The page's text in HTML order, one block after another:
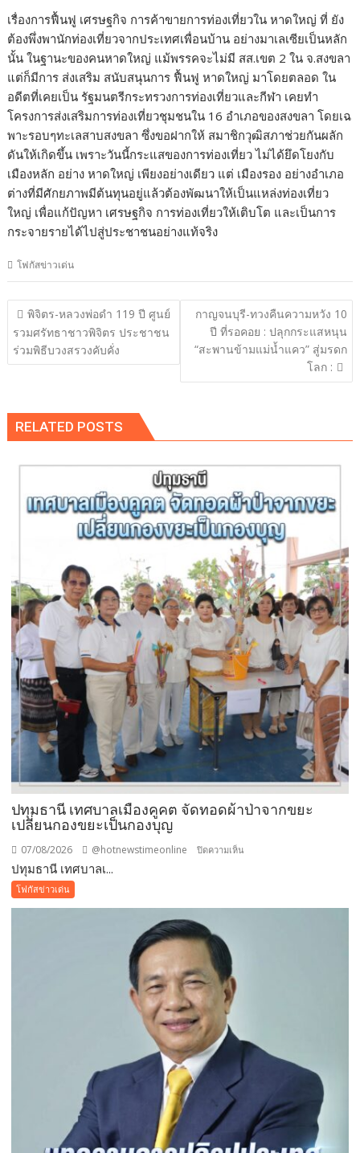
เรื่องการฟื้นฟู เศรษฐกิจ การค้าขายการท่องเที่ยวใน หาดใหญ่ ที่ ยัง
ต้องพึ่งพานักท่องเที่ยวจากประเทศเพื่อนบ้าน อย่างมาเลเซียเป็นหลัก
นั้น ในฐานะของคนหาดใหญ่ แม้พรรคจะไม่มี สส.เขต 2 ใน จ.สงขลา
แต่ก็มีการ ส่งเสริม สนับสนุนการ ฟื้นฟู หาดใหญ่ มาโดยตลอด ใน
อดีตที่เคยเป็น รัฐมนตรีกระทรวงการท่องเที่ยวและกีฬา เคยทำ
โครงการส่งเสริมการท่องเที่ยวชุมชนใน 16 อำเภอของสงขลา โดยเฉ
พาะรอบๆทะเลสาบสงขลา ซึ่งขอฝากให้ สมาชิกวุฒิสภาช่วยกันผลัก
ดันให้เกิดขึ้น เพราะวันนี้กระแสของการท่องเที่ยว ไม่ได้ยึดโยงกับ
เมืองหลัก อย่าง หาดใหญ่ เพียงอย่างเดียว แต่ เมืองรอง อย่างอำเภอ
ต่างที่มีศักยภาพมีต้นทุนอยู่แล้วต้องพัฒนาให้เป็นแหล่งท่องเที่ยว
ใหญ่ เพื่อแก้ปัญหา เศรษฐกิจ การท่องเที่ยวให้เติบโต และเป็นการ
กระจายรายได้ไปสู่ประชาชนอย่างแท้จริง
โฟกัสข่าวเด่น
แนะแนว
เรื่อง
พิจิตร-หลวงพ่อดำ 119 ปี ศูนย์
รวมศรัทธาชาวพิจิตร ประชาชน
ร่วมพิธีบวงสรวงคับคั่ง
กาญจนบุรี-ทวงคืนความหวัง 10
ปี ที่รอคอย : ปลุกกระแสหนุน
“สะพานข้ามแม่น้ำแคว” สู่มรดก
โลก :
RELATED POSTS
ปทุมธานี เทศบาลเมืองคูคต จัดทอดผ้าป่าจากขยะ
เปลี่ยนกองขยะเป็นกองบุญ
07/08/2026 @hotnewstimeonline ปิดความเห็น
กอง
ขยะ
เป็นก
บุญ
ปทุมธานี เทศบาลเ...
โฟกัสข่าวเด่น